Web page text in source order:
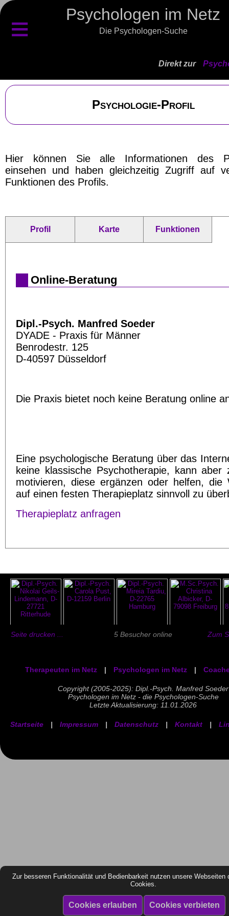
Zur besseren Funktionalität und Bedienbarkeit nutzen unsere Webseiten
Cookies.
Psychologen im Netz
Die Psychologen-Suche
≡
Direkt zur
Psychologie-Profil
Hier können Sie alle Informationen des
einsehen und haben gleichzeitig Zugriff auf
Funktionen des Profils.
Profil Karte Funktionen
Online-Beratung
Dipl.-Psych. Manfred Soeder
DYADE - Praxis für Männer
Benrodestr. 125
D-40597 Düsseldorf
Die Praxis bietet noch keine Beratung online
Eine psychologische Beratung über das
keine klassische Psychotherapie, kann aber
motivieren, diese ergänzen oder helfen, die
auf einen festen Therapieplatz sinnvoll zu
Therapieplatz anfragen
Seite drucken ... 5 Besucher online Zum
Therapeuten im Netz | Psychologen im Netz |
Copyright (2005-2025): Dipl.-Psych. Manfred Soeder
Psychologen im Netz - die Psychologen-Suche
Letzte Aktualisierung: 11.01.2026
Startseite | Impressum | Datenschutz | Kontakt |